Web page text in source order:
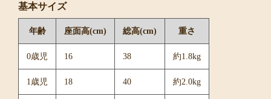
基本サイズ
年齢 座面高(cm) 総高(cm) 重さ
0歳児 16 38 約1.8kg
1歳児 18 40 約2.0kg